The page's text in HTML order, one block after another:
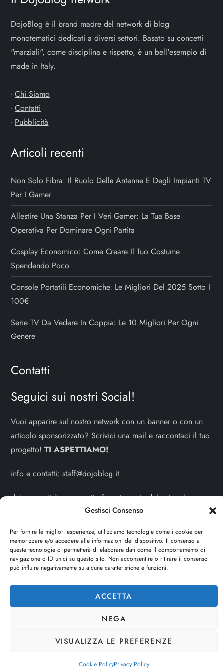
Gestisci Consenso
Per fornire le migliori esperienze, utilizziamo tecnologie come i cookie per
memorizzare e/o accedere alle informazioni del dispositivo. Il consenso a
queste tecnologie ci permetterà di elaborare dati come il comportamento di
navigazione o ID unici su questo sito. Non acconsentire o ritirare il consenso
può influire negativamente su alcune caratteristiche e funzioni.
ACCETTA
NEGA
VISUALIZZA LE PREFERENZE
Cookie PolicyPrivacy Policy
DojoBlog è il brand madre del network di blog
monotematici dedicati a diversi settori. Basato su concetti
"marziali", come disciplina e rispetto, è un bell'esempio di
made in Italy.
-Chi Siamo
-Contatti
- Pubblicità
Articoli recenti
Non Solo Fibra: Il Ruolo Delle Antenne E Degli Impianti TV
Per I Gamer
Allestire Una Stanza Per I Veri Gamer: La Tua Base
Operativa Per Dominare Ogni Partita
Cosplay Economico: Come Creare Il Tuo Costume
Spendendo Poco
Console Portatili Economiche: Le Migliori Del 2025 Sotto I
100€
Serie TV Da Vedere In Coppia: Le 10 Migliori Per Ogni
Genere
Contatti
Seguici sui nostri Social!
Vuoi apparire sul nostro network con un banner o con un
articolo sponsorizzato? Scrivici una mail e raccontaci il tuo
progetto!TI ASPETTIAMO!
info e contatti:staff@dojoblog.it
dojouomo.it è un progetto facente parte del network
dojoblog.it di proprietà della ReadMore ADV
IT13402731007
Cerca